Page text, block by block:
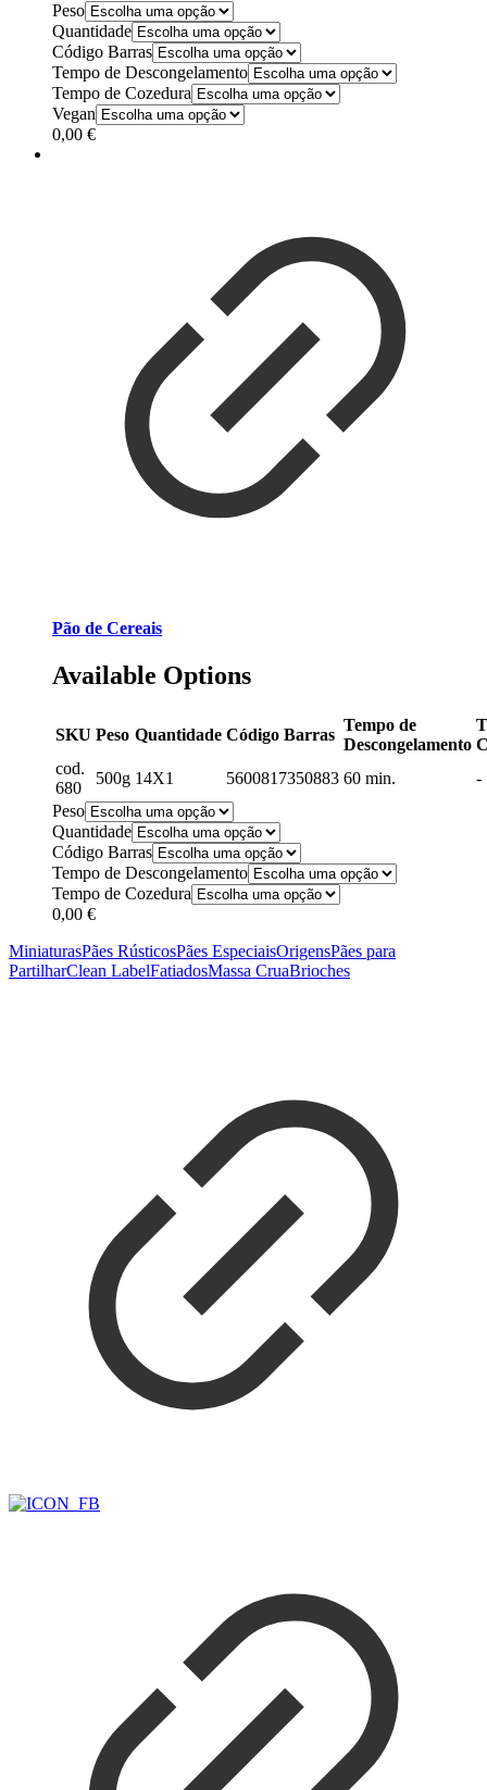
Peso
Quantidade
Código Barras
Tempo de Descongelamento
Tempo de Cozedura
Vegan
0,00 €
Pão de Cereais
Available Options
SKU Peso Quantidade Código Barras
Tempo de
Descongelamento
cod.
680
500g 14X1 5600817350883 60 min.
-
Peso
Quantidade
Código Barras
Tempo de Descongelamento
Tempo de Cozedura
0,00 €
MiniaturasPães RústicosPães EspeciaisOrigensPães para
PartilharClean LabelFatiadosMassa CruaBrioches